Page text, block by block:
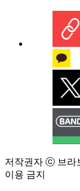
저작권자 ⓒ 브라
이용 금지